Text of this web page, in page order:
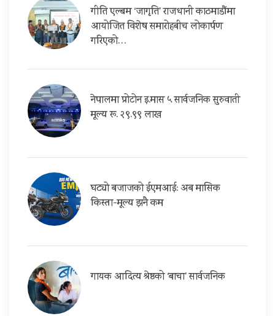
गीति एल्बम ‘जागृति’ राजधानी काठमाडौंमा
आयोजित विशेष समारोहबीच लोकार्पण
गरिएको…
नेपालमा प्रोटोन इ.मास ५ सार्वजनिक सुरुवाती
मूल्य रू. २९.९९ लाख
घट्यो बजाजको ईएमआई: अब मासिक
किस्ता-मूल्य झनै कम
गायक आदित्य श्रेष्ठको ‘बाचा’ सार्वजनिक